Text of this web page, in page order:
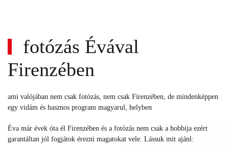
fotózás Évával
Firenzében
ami valójában nem csak fotózás, nem csak Firenzében, de mindenképpen
egy vidám és hasznos program magyarul, helyben
Éva már évek óta él Firenzében és a fotózás nem csak a hobbija ezért
garantáltan jól fogjátok érezni magatokat vele. Lássuk mit ajánl: